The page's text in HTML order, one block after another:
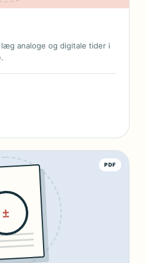
analoge og digitale tider i
PDF
±